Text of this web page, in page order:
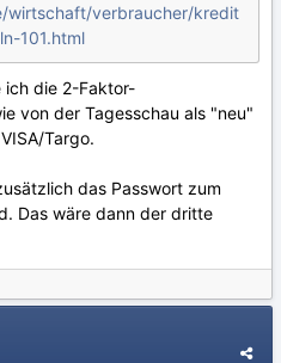
wirtschaft/verbraucher/kredit
101.html
ich die 2-Faktor-
von der Tagesschau als "neu"
Targo.
das Passwort zum
Das wäre dann der dritte